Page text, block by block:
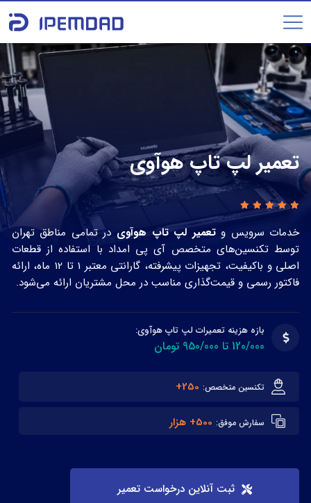
تعمیر لپ تاپ هوآوی
خدمات سرویس و تعمیر لپ تاپ هوآوی در تمامی مناطق تهران
توسط تکنسین‌های متخصص آی‌ پی امداد با استفاده از قطعات
اصلی و باکیفیت، تجهیزات پیشرفته، گارانتی معتبر 1 تا 12 ماه، ارائه
فاکتور رسمی و قیمت‌گذاری مناسب در محل مشتریان ارائه می‌شود.
بازه هزینه تعمیرات لپ تاپ هوآوی:
120/000 تا 950/000 تومان
تکنسین متخصص: 250+
سفارش موفق: 500+ هزار
ثبت آنلاین درخواست تعمیر